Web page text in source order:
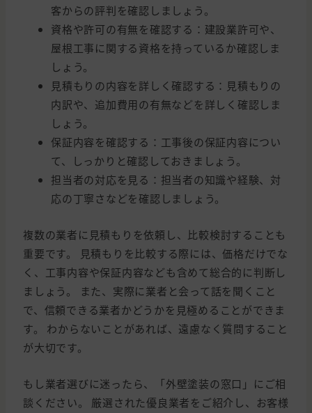
客からの評判を確認しましょう。
資格や許可の有無を確認する：建設業許可や、
屋根工事に関する資格を持っているか確認しま
しょう。
見積もりの内容を詳しく確認する：見積もりの
内訳や、追加費用の有無などを詳しく確認しま
しょう。
保証内容を確認する：工事後の保証内容につい
て、しっかりと確認しておきましょう。
担当者の対応を見る：担当者の知識や経験、対
応の丁寧さなどを確認しましょう。
複数の業者に見積もりを依頼し、比較検討することも
重要です。 見積もりを比較する際には、価格だけでな
く、工事内容や保証内容なども含めて総合的に判断し
ましょう。 また、実際に業者と会って話を聞くこと
で、信頼できる業者かどうかを見極めることができま
す。 わからないことがあれば、遠慮なく質問すること
が大切です。
もし業者選びに迷ったら、「外壁塗装の窓口」にご相
談ください。 厳選された優良業者をご紹介し、お客様